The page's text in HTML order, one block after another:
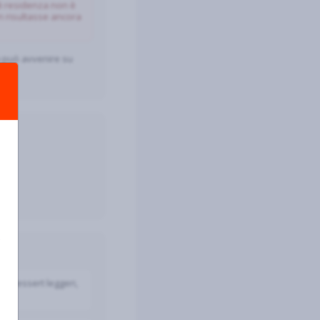
non è
risultasse ancora
avvenire su
dessert leggeri,